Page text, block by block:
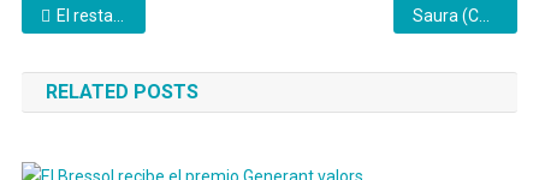
Navegación
de
entradas
El restaurante El Vasco entre los 100 mejores de la Comunitat según la Guía Macarfi
RELATED POSTS